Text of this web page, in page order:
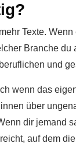
Texte.
Branche du
und
wenn das
über
dir jemand
auf dem